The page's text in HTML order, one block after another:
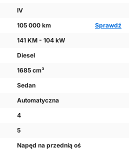
IV
105 000 km
Sprawdź
141 KM - 104 kW
Diesel
1685 cm³
Sedan
Automatyczna
4
5
Napęd na przednią oś